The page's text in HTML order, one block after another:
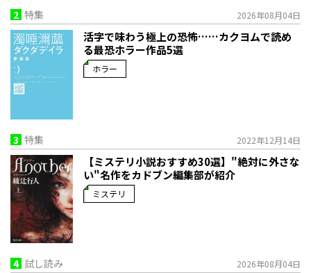
2 特集 2026年08月04日
活字で味わう極上の恐怖……カクヨムで読め
る最恐ホラー作品5選
ホラー
3 特集 2022年12月14日
【ミステリ小説おすすめ30選】"絶対に外さな
い"名作をカドブン編集部が紹介
ミステリ
4 試し読み 2026年08月04日